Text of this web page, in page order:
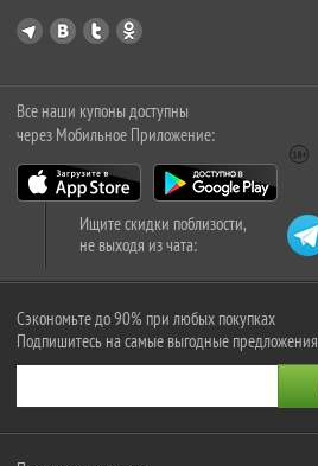
Все наши купоны доступны
через Мобильное Приложение:
Ищите скидки поблизости,
не выходя из чата:
Сэкономьте до 90% при любых покупках
Подпишитесь на самые выгодные предложения